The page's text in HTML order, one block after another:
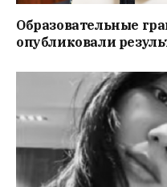
Образовательные
опубликовали